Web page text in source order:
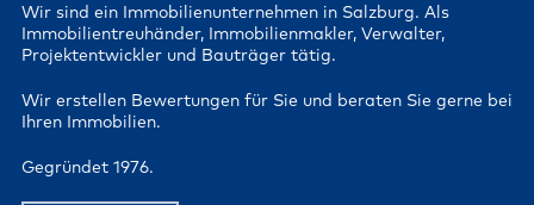
Wir sind ein Immobilienunternehmen in Salzburg. Als
Immobilientreuhänder, Immobilienmakler, Verwalter,
Projektentwickler und Bauträger tätig.
Wir erstellen Bewertungen für Sie und beraten Sie gerne bei
Ihren Immobilien.
Gegründet 1976.